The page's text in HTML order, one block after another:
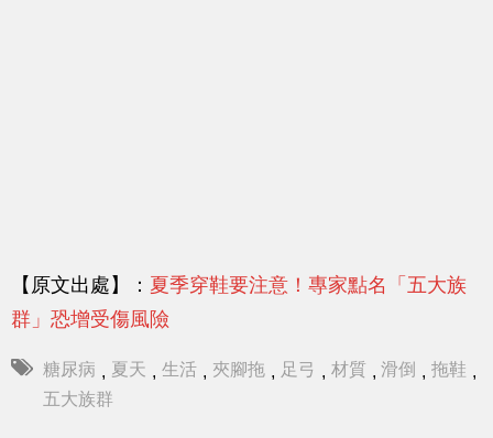
【原文出處】： 夏季穿鞋要注意！專家點名「五大族
群」恐增受傷風險
糖尿病 , 夏天 , 生活 , 夾腳拖 , 足弓 , 材質 , 滑倒 , 拖鞋 ,
五大族群